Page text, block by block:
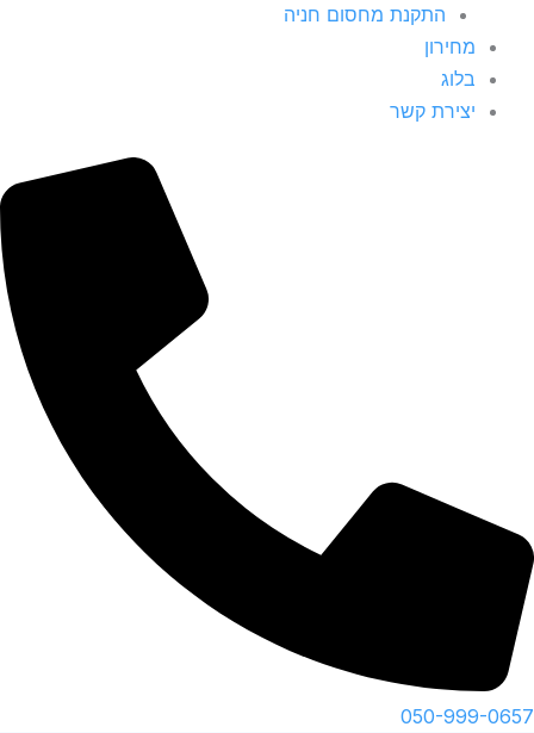
התקנת מחסום חניה
מחירון
בלוג
יצירת קשר
050-999-0657